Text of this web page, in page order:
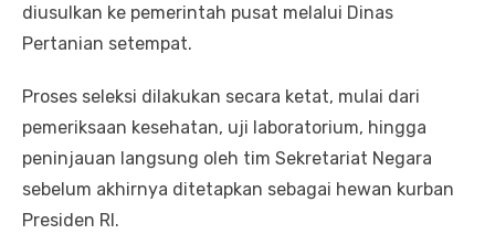
diusulkan ke pemerintah pusat melalui Dinas
Pertanian setempat.
Proses seleksi dilakukan secara ketat, mulai dari
pemeriksaan kesehatan, uji laboratorium, hingga
peninjauan langsung oleh tim Sekretariat Negara
sebelum akhirnya ditetapkan sebagai hewan kurban
Presiden RI.